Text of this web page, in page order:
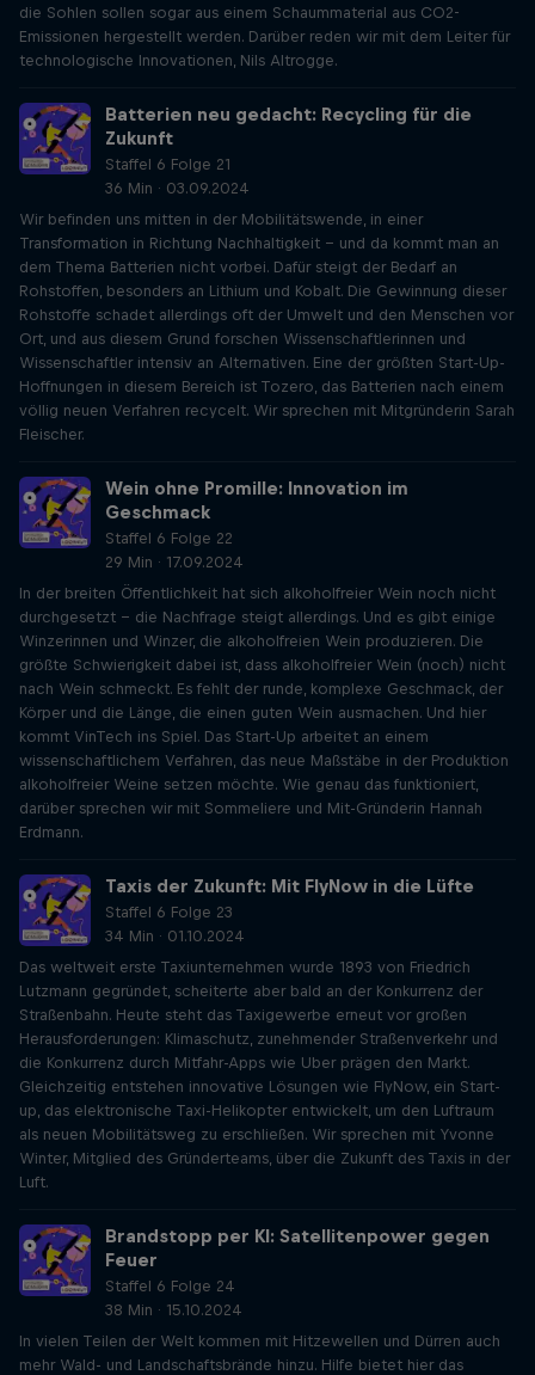
die Sohlen sollen sogar aus einem Schaummaterial aus CO2-
Emissionen hergestellt werden. Darüber reden wir mit dem Leiter für
technologische Innovationen, Nils Altrogge.
Batterien neu gedacht: Recycling für die
Zukunft
Staffel 6 Folge 21
36 Min · 03.09.2024
Wir befinden uns mitten in der Mobilitätswende, in einer
Transformation in Richtung Nachhaltigkeit – und da kommt man an
dem Thema Batterien nicht vorbei. Dafür steigt der Bedarf an
Rohstoffen, besonders an Lithium und Kobalt. Die Gewinnung dieser
Rohstoffe schadet allerdings oft der Umwelt und den Menschen vor
Ort, und aus diesem Grund forschen Wissenschaftlerinnen und
Wissenschaftler intensiv an Alternativen. Eine der größten Start-Up-
Hoffnungen in diesem Bereich ist Tozero, das Batterien nach einem
völlig neuen Verfahren recycelt. Wir sprechen mit Mitgründerin Sarah
Fleischer.
Wein ohne Promille: Innovation im
Geschmack
Staffel 6 Folge 22
29 Min · 17.09.2024
In der breiten Öffentlichkeit hat sich alkoholfreier Wein noch nicht
durchgesetzt - die Nachfrage steigt allerdings. Und es gibt einige
Winzerinnen und Winzer, die alkoholfreien Wein produzieren. Die
größte Schwierigkeit dabei ist, dass alkoholfreier Wein (noch) nicht
nach Wein schmeckt. Es fehlt der runde, komplexe Geschmack, der
Körper und die Länge, die einen guten Wein ausmachen. Und hier
kommt VinTech ins Spiel. Das Start-Up arbeitet an einem
wissenschaftlichem Verfahren, das neue Maßstäbe in der Produktion
alkoholfreier Weine setzen möchte. Wie genau das funktioniert,
darüber sprechen wir mit Sommeliere und Mit-Gründerin Hannah
Erdmann.
Taxis der Zukunft: Mit FlyNow in die Lüfte
Staffel 6 Folge 23
34 Min · 01.10.2024
Das weltweit erste Taxiunternehmen wurde 1893 von Friedrich
Lutzmann gegründet, scheiterte aber bald an der Konkurrenz der
Straßenbahn. Heute steht das Taxigewerbe erneut vor großen
Herausforderungen: Klimaschutz, zunehmender Straßenverkehr und
die Konkurrenz durch Mitfahr-Apps wie Uber prägen den Markt.
Gleichzeitig entstehen innovative Lösungen wie FlyNow, ein Start-
up, das elektronische Taxi-Helikopter entwickelt, um den Luftraum
als neuen Mobilitätsweg zu erschließen. Wir sprechen mit Yvonne
Winter, Mitglied des Gründerteams, über die Zukunft des Taxis in der
Luft.
Brandstopp per KI: Satellitenpower gegen
Feuer
Staffel 6 Folge 24
38 Min · 15.10.2024
In vielen Teilen der Welt kommen mit Hitzewellen und Dürren auch
mehr Wald- und Landschaftsbrände hinzu. Hilfe bietet hier das